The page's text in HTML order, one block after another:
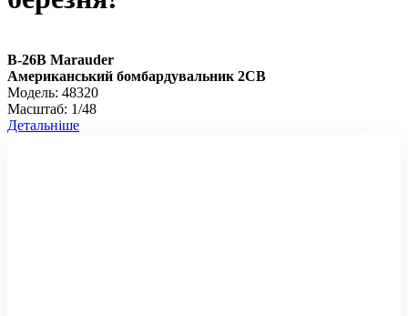
B-26B Marauder
Американський бомбардувальник 2СВ
Модель: 48320
Масштаб: 1/48
Детальніше